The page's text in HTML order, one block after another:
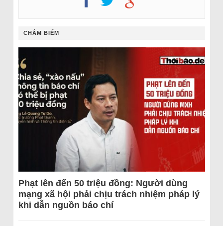
CHÂM BIẾM
Phạt lên đến 50 triệu đồng: Người dùng
mạng xã hội phải chịu trách nhiệm pháp lý
khi dẫn nguồn báo chí